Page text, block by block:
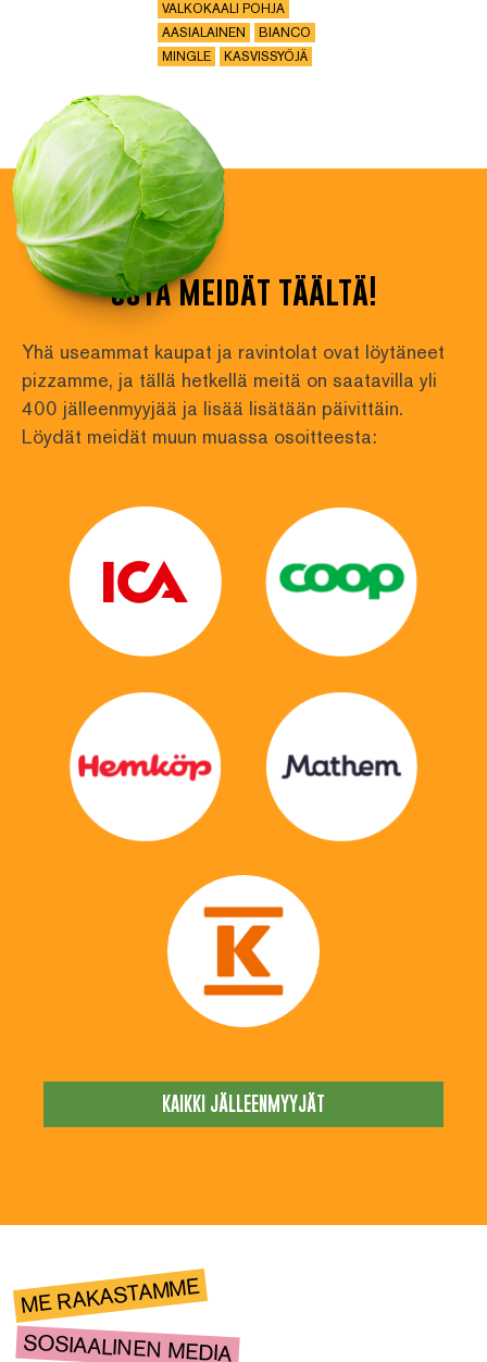
VALKOKAALI POHJA
AASIALAINEN
BIANCO
MINGLE
KASVISSYÖJÄ
osta meidät täältä!
Yhä useammat kaupat ja ravintolat ovat löytäneet
pizzamme, ja tällä hetkellä meitä on saatavilla yli
400 jälleenmyyjää ja lisää lisätään päivittäin.
Löydät meidät muun muassa osoitteesta:
KAIKKI JÄLLEENMYYJÄT
ME RAKASTAMME
SOSIAALINEN MEDIA